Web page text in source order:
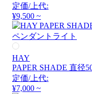
定価/上代:
¥9,500 ~
HAY
PAPER SHADE 直径
定価/上代:
¥7,000 ~